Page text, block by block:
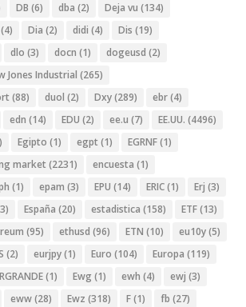
DB (6) dba (2) Deja vu (134)
(4) Dia (2) didi (4) Dis (19)
dlo (3) docn (1) dogeusd (2)
Jones Industrial (265)
(88) duol (2) Dxy(289) ebr(4)
edn (14) EDU (2) ee.u (7) EE.UU. (4496)
Egipto (1) egpt (1) EGRNF(1)
market (2231) encuesta (1)
(1) epam (3) EPU (14) ERIC(1) Erj (3)
España (20) estadistica (158) ETF(13)
(95) ethusd (96) ETN (10) eu10y(5)
(2) eurjpy(1) Euro (104) Europa (119)
(1) Ewg (1) ewh (4) ewj (3)
eww(28) Ewz (318) F(1) fb (27)